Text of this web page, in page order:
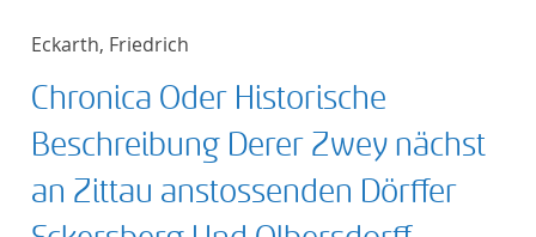
Eckarth, Friedrich
Chronica Oder Historische
Beschreibung Derer Zwey nächst
an Zittau anstossenden Dörffer